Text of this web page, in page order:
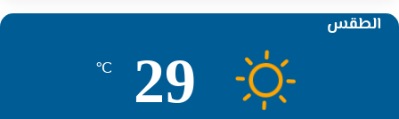
الطقس 29
℃